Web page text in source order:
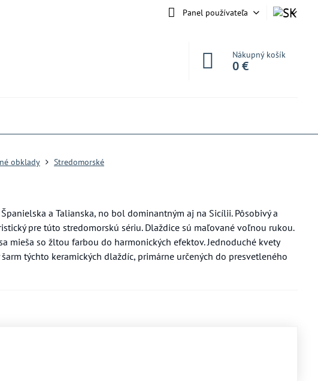
Panel používateľa
Nákupný košík
0 €
obklady Stredomorské
a Talianska, no bol dominantným aj na Sicílii. Pôsobivý a
pre túto stredomorskú sériu. Dlaždice sú maľované voľnou rukou.
mieša so žltou farbou do harmonických efektov. Jednoduché kvety
týchto keramických dlaždíc, primárne určených do presvetleného